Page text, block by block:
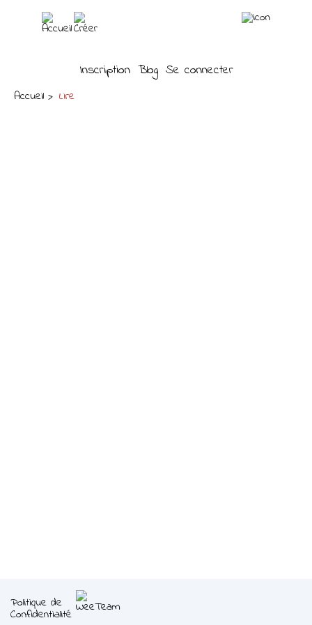
Inscription Blog Se connecter
Accueil Lire
Politique de
Confidentialité